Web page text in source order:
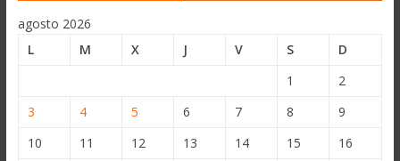
agosto 2026
L
M X J V S
D
1
2
3
4 5 6 7 8
9
10
11 12 13 14 15
16